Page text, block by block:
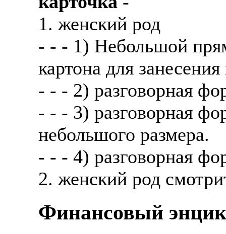
1. женский род
- - - 1) Небольшой
картона для
- - - 2) разговорная
- - - 3) разговорная
небольшого размера.
- - - 4) разговорная
2. женский род
Финансовый